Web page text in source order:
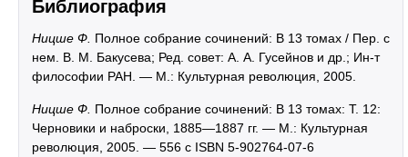
Библиография
Ницше Ф. Полное собрание сочинений: В 13 томах / Пер. с
нем. В. М. Бакусева; Ред. совет: А. А. Гусейнов и др.; Ин-т
философии РАН. — М.: Культурная революция, 2005.
Ницше Ф. Полное собрание сочинений: В 13 томах: Т. 12:
Черновики и наброски, 1885—1887 гг. — М.: Культурная
революция, 2005. — 556 с ISBN 5-902764-07-6